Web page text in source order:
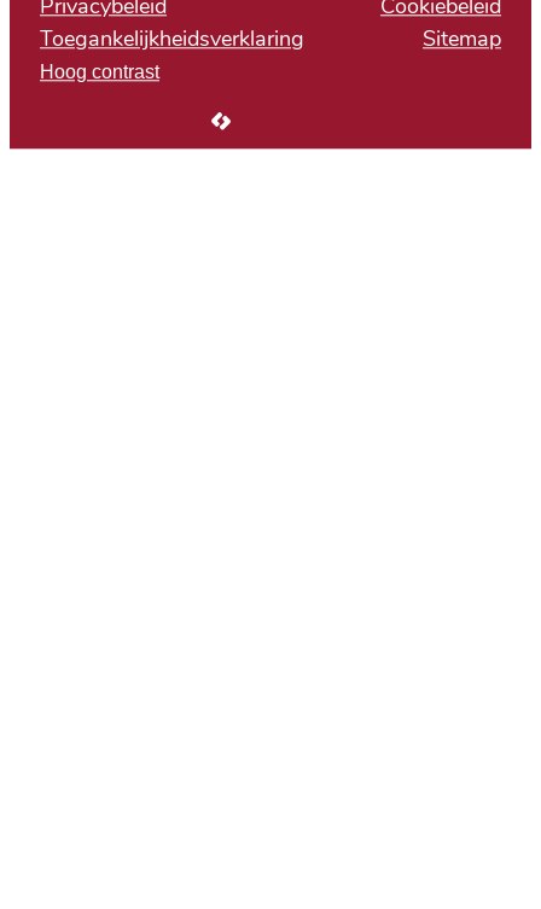
Privacybeleid
Cookiebeleid
Toegankelijkheidsverklaring
Sitemap
Hoog contrast